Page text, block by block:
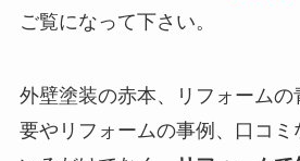
ご覧になって下さい。
外壁塗装の赤本、リフォーム
要やリフォームの事例、口コミ